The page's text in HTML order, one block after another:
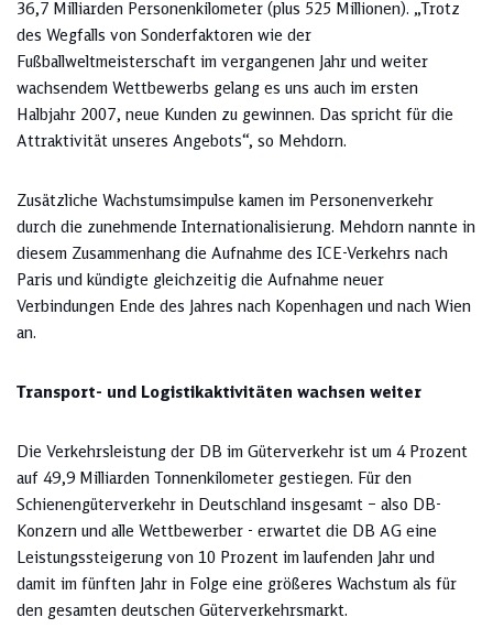
36,7 Milliarden Personenkilometer (plus 525 Millionen). „Trotz
des Wegfalls von Sonderfaktoren wie der
Fußballweltmeisterschaft im vergangenen Jahr und weiter
wachsendem Wettbewerbs gelang es uns auch im ersten
Halbjahr 2007, neue Kunden zu gewinnen. Das spricht für die
Attraktivität unseres Angebots“, so Mehdorn.
Zusätzliche Wachstumsimpulse kamen im Personenverkehr
durch die zunehmende Internationalisierung. Mehdorn nannte in
diesem Zusammenhang die Aufnahme des ICE-Verkehrs nach
Paris und kündigte gleichzeitig die Aufnahme neuer
Verbindungen Ende des Jahres nach Kopenhagen und nach Wien
an.
Transport- und Logistikaktivitäten wachsen weiter
Die Verkehrsleistung der DB im Güterverkehr ist um 4 Prozent
auf 49,9 Milliarden Tonnenkilometer gestiegen. Für den
Schienengüterverkehr in Deutschland insgesamt – also DB-
Konzern und alle Wettbewerber - erwartet die DB AG eine
Leistungssteigerung von 10 Prozent im laufenden Jahr und
damit im fünften Jahr in Folge eine größeres Wachstum als für
den gesamten deutschen Güterverkehrsmarkt.